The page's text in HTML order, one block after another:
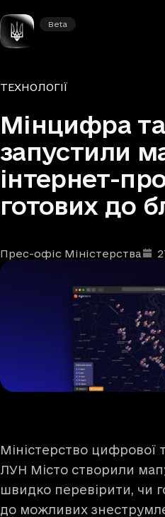
Beta
Beta
ГОЛОВНА —НОВИНИ
Рубрики
ТЕХНОЛОГІЇ
Мінцифра
запустили
інтернет-
готових до
Автори
Прес-офіс Міністерства
Дата та час публікації:
Міністерство цифрової
ЛУН Місто створили
швидко перевірити, чи
до можливих